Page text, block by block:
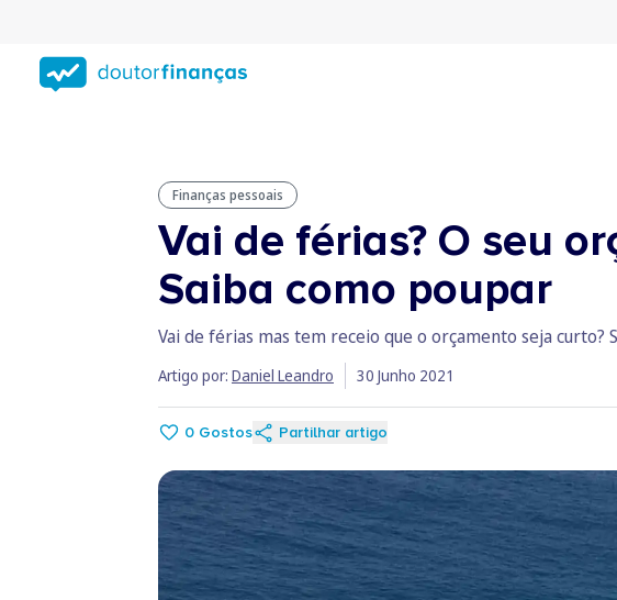
conteúdo
principal
Finanças pessoais
Vai de férias? O seu
Saiba como poupar
Vai de férias mas tem receio que o orçamento seja curto?
Artigo por: Daniel Leandro 30 Junho 2021
0 Gostos Partilhar artigo